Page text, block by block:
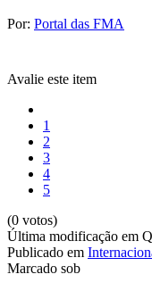
Por: Portal das FMA
Avalie este item
1
2
3
4
5
(0 votos)
Última modificação em
Publicado em
Marcado sob